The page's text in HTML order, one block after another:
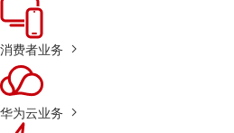
消费者业务
华为云业务